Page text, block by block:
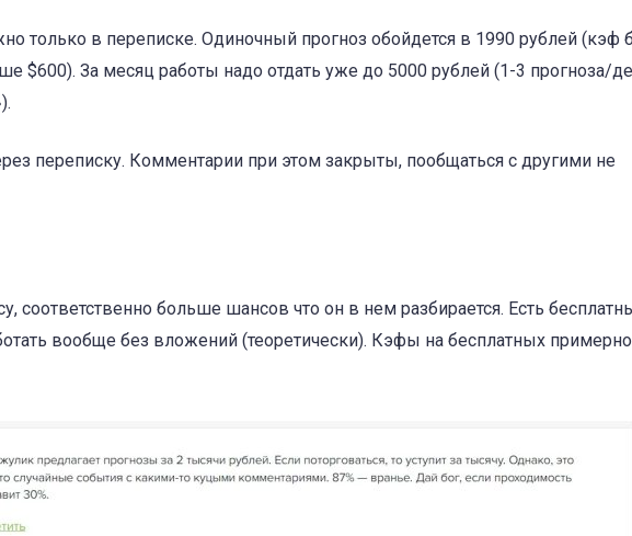
только в переписке. Одиночный прогноз обойдется в 1990 рублей (кэф
За месяц работы надо отдать уже до 5000 рублей (1-3 прогноза/
переписку. Комментарии при этом закрыты, пообщаться с другими не
соответственно больше шансов что он в нем разбирается. Есть
вообще без вложений (теоретически). Кэфы на бесплатных